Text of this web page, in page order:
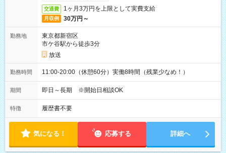
交通費 1ヶ月3万円を上限として実費支給
月収例 30万円～
勤務地
東京都新宿区
市ケ谷駅から徒歩3分
放送
勤務時間 11:00-20:00（休憩60分）実働8時間（残業少なめ！）
期間 即日～長期 ※開始日相談OK
特徴 履歴書不要
気になる！ 応募する 詳細へ